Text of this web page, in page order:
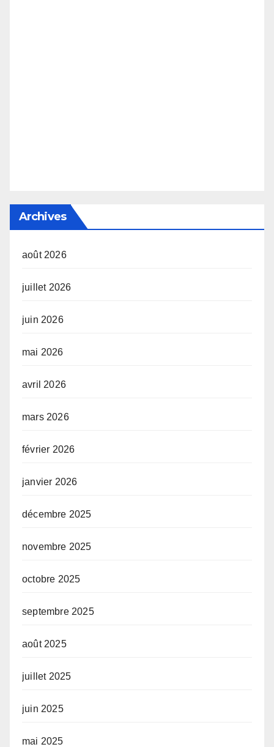
Archives
août 2026
juillet 2026
juin 2026
mai 2026
avril 2026
mars 2026
février 2026
janvier 2026
décembre 2025
novembre 2025
octobre 2025
septembre 2025
août 2025
juillet 2025
juin 2025
mai 2025